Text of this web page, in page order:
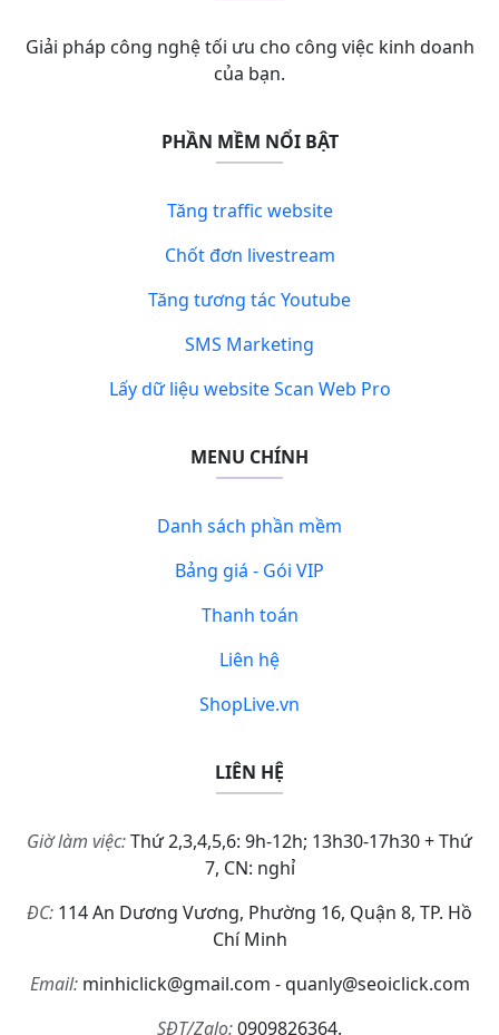
Giải pháp công nghệ tối ưu cho công việc kinh doanh
của bạn.
PHẦN MỀM NỔI BẬT
Tăng traffic website
Chốt đơn livestream
Tăng tương tác Youtube
SMS Marketing
Lấy dữ liệu website Scan Web Pro
MENU CHÍNH
Danh sách phần mềm
Bảng giá - Gói VIP
Thanh toán
Liên hệ
ShopLive.vn
LIÊN HỆ
Giờ làm việc:Thứ 2,3,4,5,6: 9h-12h; 13h30-17h30 + Thứ
7, CN: nghỉ
ĐC: 114 An Dương Vương, Phường 16, Quận 8, TP. Hồ
Chí Minh
Email:minhiclick@gmail.com - quanly@seoiclick.com
SĐT/Zalo:0909826364.